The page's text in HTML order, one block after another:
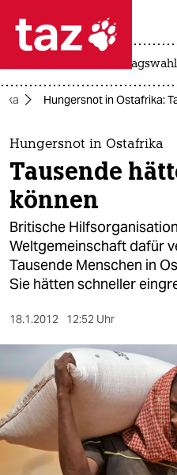
 taz
taz zahl
themen
politik
öko
gesellschaft
kultur
sport
berlin
nord
wahrheit
verlag
Hungersnot in Ostafrika:
Hungersnot in Ostafrika
Tausende
können
Britische
Weltgemeinschaft dafür
Tausende Menschen in
Sie hätten schneller
18.1.2012 12:52 Uhr